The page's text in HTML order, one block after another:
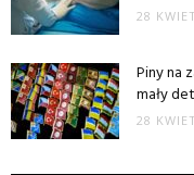
28
Piny na
mały
28